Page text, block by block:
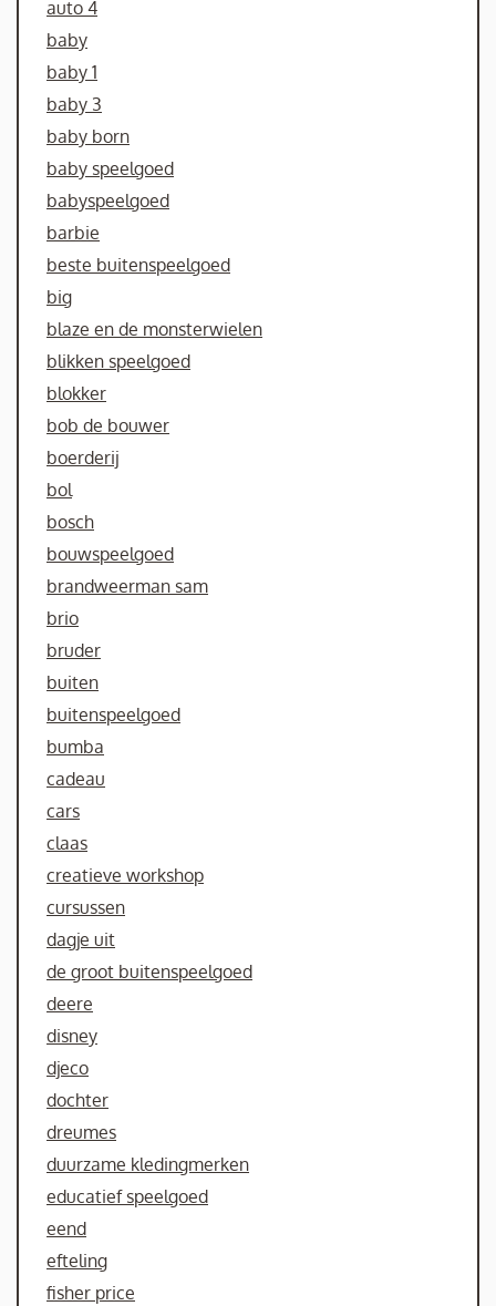
auto 4
baby
baby 1
baby 3
baby born
baby speelgoed
babyspeelgoed
barbie
beste buitenspeelgoed
big
blaze en de monsterwielen
blikken speelgoed
blokker
bob de bouwer
boerderij
bol
bosch
bouwspeelgoed
brandweerman sam
brio
bruder
buiten
buitenspeelgoed
bumba
cadeau
cars
claas
creatieve workshop
cursussen
dagje uit
de groot buitenspeelgoed
deere
disney
djeco
dochter
dreumes
duurzame kledingmerken
educatief speelgoed
eend
efteling
fisher price